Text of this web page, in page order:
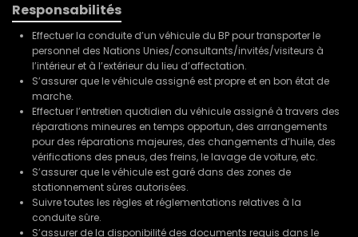
Responsabilités
Effectuer la conduite d’un véhicule du BP pour transporter le
personnel des Nations Unies/consultants/invités/visiteurs à
l’intérieur et à l’extérieur du lieu d’affectation.
S’assurer que le véhicule assigné est propre et en bon état de
marche.
Effectuer l’entretien quotidien du véhicule assigné à travers des
réparations mineures en temps opportun, des arrangements
pour des réparations majeures, des changements d’huile, des
vérifications des pneus, des freins, le lavage de voiture, etc.
S’assurer que le véhicule est garé dans des zones de
stationnement sûres autorisées.
Suivre toutes les règles et réglementations relatives à la
conduite sûre.
S’assurer de la disponibilité des documents requis dans le